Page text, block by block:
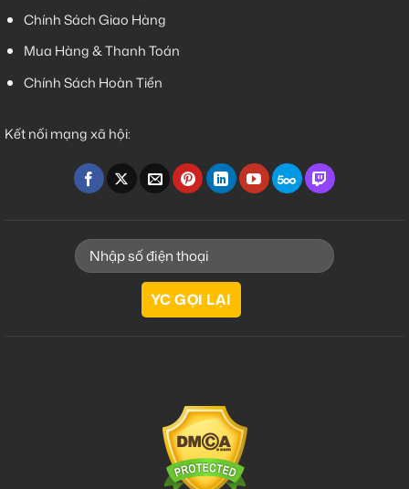
Chính Sách Giao Hàng
Mua Hàng & Thanh Toán
Chính Sách Hoàn Tiền
Kết nối mạng xã hội: